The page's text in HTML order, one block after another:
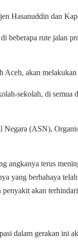
Hasanuddin dan
beberapa rute
akan
sekolah, di
(ASN),
terus
yang berbahaya
penyakit akan
dalam gerakan ini